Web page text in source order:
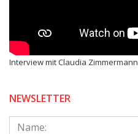
Interview mit Claudia Zimmermann
NEWSLETTER